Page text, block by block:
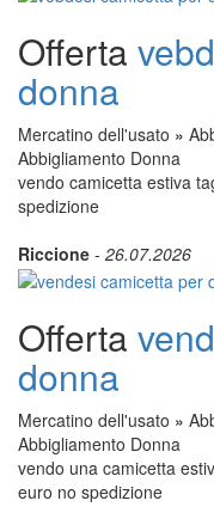
Offerta
donna
Mercatino dell'usato »
Abbigliamento Donna
vendo camicetta estiva
spedizione
Riccione - 26.07.2026
Offerta
donna
Mercatino dell'usato »
Abbigliamento Donna
vendo una camicetta
euro no spedizione